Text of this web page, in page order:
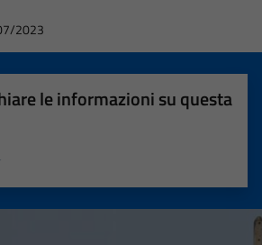
2023
le informazioni su questa
5 stelle su 5
stelle su 5
su 5
5